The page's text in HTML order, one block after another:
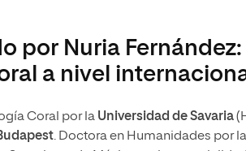
por Nuria
a nivel
Coral por la Universidad de Savaria
. Doctora en Humanidades por